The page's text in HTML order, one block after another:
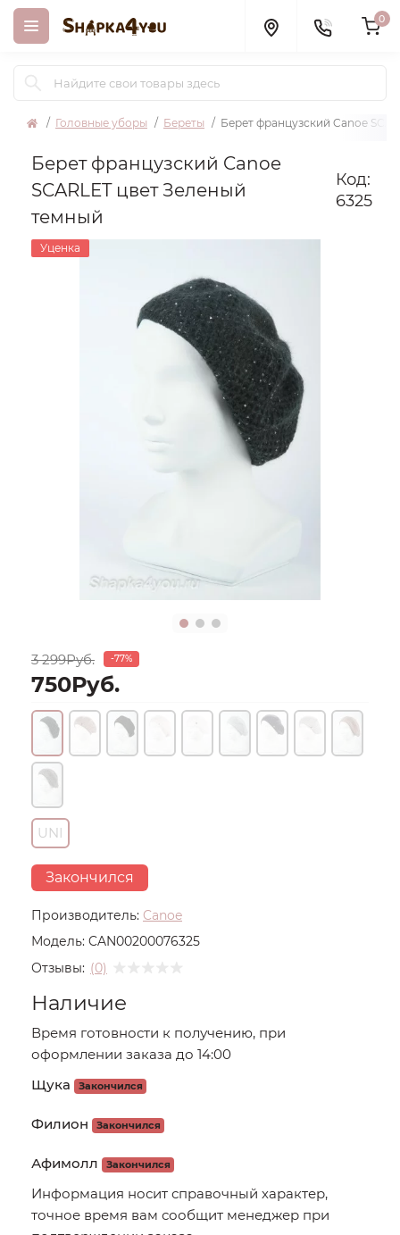
0
Головные уборы Береты Берет французский Canoe
Берет французский Canoe
SCARLET цвет Зеленый
темный
Код:
6325
Уценка
Производитель: Canoe
Модель: CAN00200076325
Отзывы: (0)
3 299Руб. -77%
750Руб.
UNI
Закончился
Наличие
Время готовности к получению, при
оформлении заказа до 14:00
Щука
Закончился
Филион Закончился
Афимолл Закончился
Информация носит справочный характер,
точное время вам сообщит менеджер при